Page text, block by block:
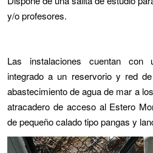
y/o profesores.
Las instalaciones cuentan
integrado a un reservorio y red
abastecimiento de agua de mar a
atracadero de acceso al Estero
de pequeño calado tipo pangas y